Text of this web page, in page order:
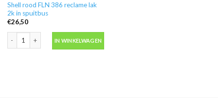
Shell rood FLN 386 reclame lak
2k in spuitbus
€26,50
IN WINKELWAGEN